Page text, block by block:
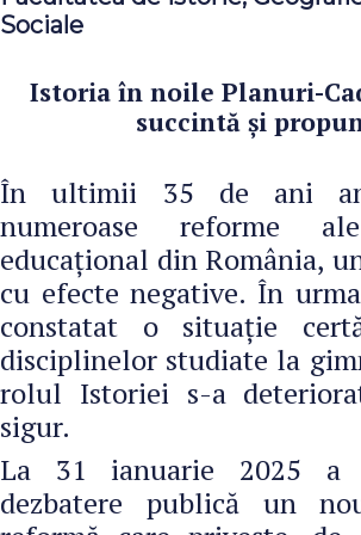
Sociale
Istoria în noile Planuri-
succintă și
În ultimii 35 de ani
numeroase reforme
educațional din România,
cu efecte negative. În
constatat o situaţie
disciplinelor studiate la
rolul Istoriei s-a
sigur.
La 31 ianuarie 2025
dezbatere publică un